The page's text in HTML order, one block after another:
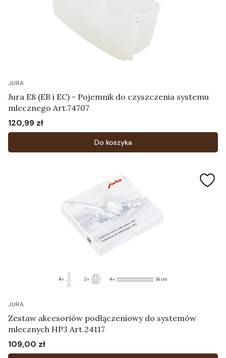
JURA
Jura E8 (EB i EC) - Pojemnik do czyszczenia systemu
mlecznego Art.74707
Cena
120,99 zł
Do koszyka
JURA
Zestaw akcesoriów podłączeniowy do systemów
mlecznych HP3 Art.24117
Cena
109,00 zł